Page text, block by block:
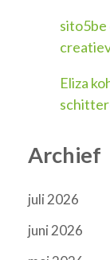
sito5be
Eliza
Archief
juli 2026
juni 2026